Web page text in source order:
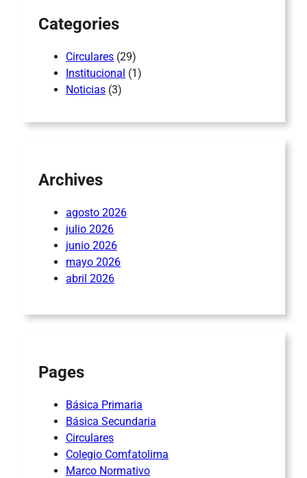
Categories
Circulares (29)
Institucional (1)
Noticias (3)
Archives
agosto 2026
julio 2026
junio 2026
mayo 2026
abril 2026
Pages
Básica Primaria
Básica Secundaria
Circulares
Colegio Comfatolima
Marco Normativo